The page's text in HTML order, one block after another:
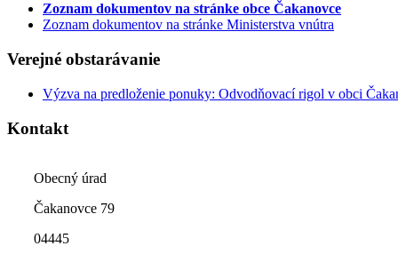
Zoznam dokumentov na stránke obce Čakanovce
Zoznam dokumentov na stránke Ministerstva vnútra
Verejné obstarávanie
Výzva na predloženie ponuky: Odvodňovací rigol v obci
Kontakt
Obecný úrad
Čakanovce 79
04445